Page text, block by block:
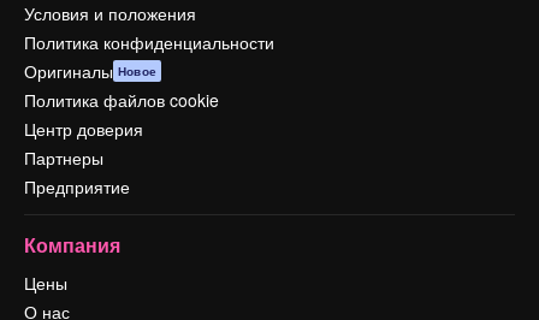
Условия и положения
Политика конфиденциальности
Оригиналы Новое
Политика файлов cookie
Центр доверия
Партнеры
Предприятие
Компания
Цены
О нас